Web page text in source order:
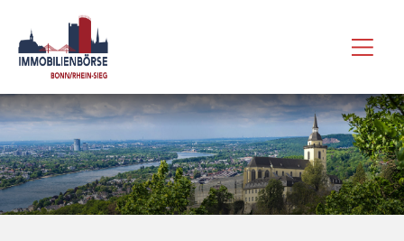
Inhalt
springen